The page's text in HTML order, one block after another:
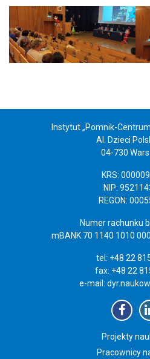
Instytut „Pomnik-
Al. Dzieci
04-730
KRS:
NIP:
REGON:
Numer rachunku
mBANK 70 1140 1010
tel: +48 22
fax: +48 22
e-mail:
Projekty
Pracownicy